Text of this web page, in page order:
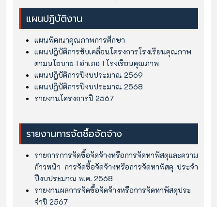
แผนปฎิบัติงาน
แผนพัฒนาคุณภาพการศึกษา
แผนปฎฺิบัติการขับเคลื่อนโครงการโรงเรียนคุณภาพ
ตามนโยบาย 1 อำเภอ 1 โรงเรียนคุณภาพ
แผนปฎิบัติการปีงบประมาณ 2569
แผนปฎิบัติการปีงบประมาณ 2568
รายงานโครงการปี 2567
รายงานการจัดซื้อจัดจ้าง
รายการการจัดซื้อจัดจ้างหรือการจัดหาพัสดุและความ
ก้าวหน้า การจัดซื้อจัดจ้างหรือการจัดหาพัสดุ ประจำ
ปีงบประมาณ พ.ศ. 2568
รายงานผลการจัดซื้อจัดจ้างหรือการจัดหาพัสดุประ
จำปึ 2567